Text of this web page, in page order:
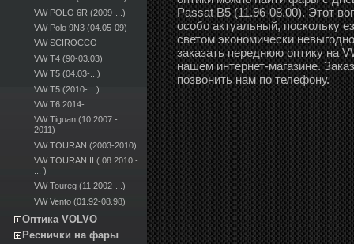
VW POLO 6R (2009-...)
VW Polo 9N3 (04.05-09)
VW SCIROCCO
VW T4 (90-03.03)
VW T5 (04.03-...)
VW T5 (2010-…)
VW T6 2014-...
VW Tiguan (10.2007 -
2011)
VW TOURAN (2003-2010)
VW TOURAN II ( 08.2010 -
... )
VW Toureg (11.2002-...)
VW Vento (01.92-08.98)
Оптика VOLVO
Реснички на фары
Passat B5 (11.96-08.00). Этот
особо актуальный, поскольку
светом экономически
заказать переднюю оптику на
нашем интернет-магазине.
позвонить нам по телефону.